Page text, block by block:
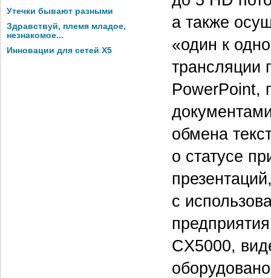
Утечки бывают разными
Здравствуй, племя младое,
незнакомое...
Инновации для сетей X5
а также
«один к
трансляции
PowerPoint,
обмена
о статусе
с
CX5000,